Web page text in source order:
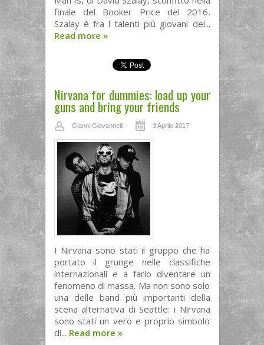
finale del Booker Price del 2016.
Szalay è fra i talenti più giovani del...
Read more »
Nirvana for dummies: load up your
guns and bring your friends
Gianni Giovannelli 3 Aprile 2017
I Nirvana sono stati il gruppo che ha
portato il grunge nelle classifiche
internazionali e a farlo diventare un
fenomeno di massa. Ma non sono solo
una delle band più importanti della
scena alternativa di Seattle: i Nirvana
sono stati un vero e proprio simbolo
di... Read more »